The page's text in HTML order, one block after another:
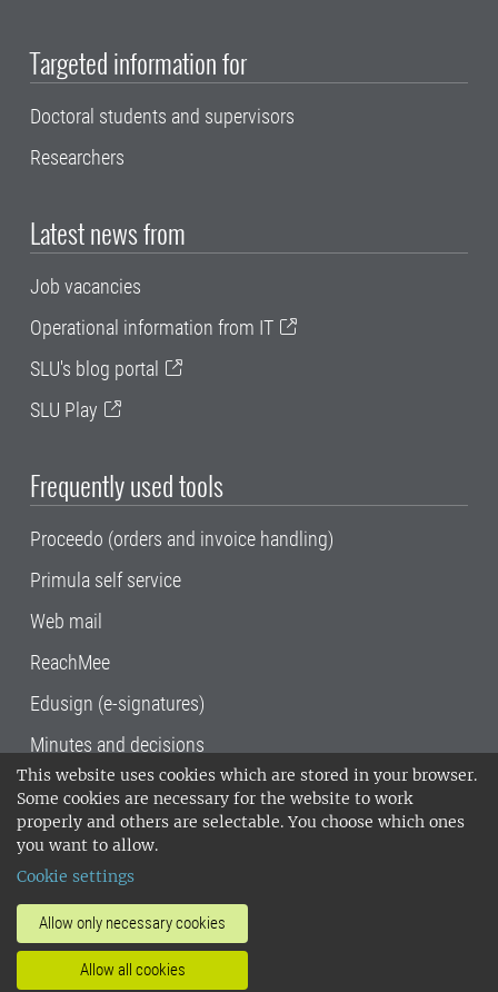
This website uses cookies which are stored in your browser.
Some cookies are necessary for the website to work
properly and others are selectable. You choose which ones
you want to allow.
Cookie settings
Allow only necessary cookies
Allow all cookies
Targeted information for
Doctoral students and supervisors
Researchers
Latest news from
Job vacancies
Operational information from IT
SLU's blog portal
SLU Play
Frequently used tools
Proceedo (orders and invoice handling)
Primula self service
Web mail
ReachMee
Edusign (e-signatures)
Minutes and decisions
SLU, the Swedish University of Agricultural
Sciences , has its main locations in Alnarp,
Uppsala and Umeå.
14001 environmental standard. •
invoice address•About the staff web
SLU's websites
•Manage cookies
Processing of personal data